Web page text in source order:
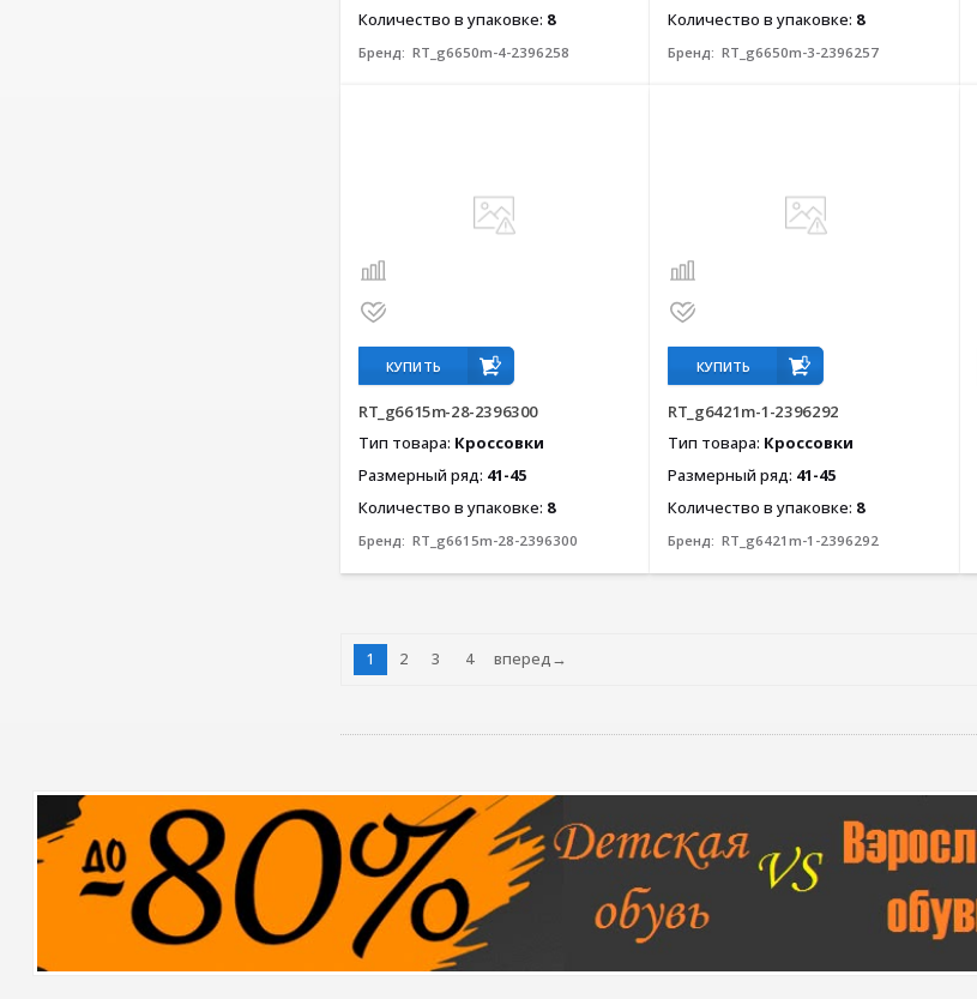
Количество в упаковке: 8
Бренд: RT_g6650m-4-2396258
Количество в упаковке: 8
Бренд: RT_g6650m-3-2396257
КУПИТЬ
RT_g6615m-28-2396300
Тип товара: Кроссовки
Размерный ряд: 41-45
Количество в упаковке: 8
Бренд: RT_g6615m-28-2396300
КУПИТЬ
RT_g6421m-1-2396292
Тип товара: Кроссовки
Размерный ряд: 41-45
Количество в упаковке: 8
Бренд: RT_g6421m-1-2396292
1 2 3 4 вперед→